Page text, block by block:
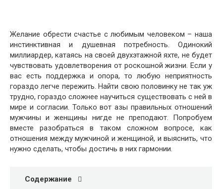
Желание обрести счастье с любимым человеком – наша
инстинктивная и душевная потребность. Одинокий
миллиардер, катаясь на своей двухэтажной яхте, не будет
чувствовать удовлетворения от роскошной жизни. Если у
вас есть поддержка и опора, то любую неприятность
гораздо легче пережить. Найти свою половинку не так уж
трудно, гораздо сложнее научиться существовать с ней в
мире и согласии. Только вот азы правильных отношений
мужчины и женщины нигде не преподают. Попробуем
вместе разобраться в таком сложном вопросе, как
отношения между мужчиной и женщиной, и выяснить, что
нужно сделать, чтобы достичь в них гармонии.
Содержание